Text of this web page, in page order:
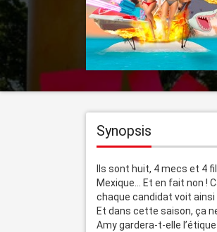
Synopsis
Ils sont huit, 4 mecs et 4
Mexique… Et en fait non !
chaque candidat voit ainsi
Et dans cette saison, ça
Amy gardera-t-elle